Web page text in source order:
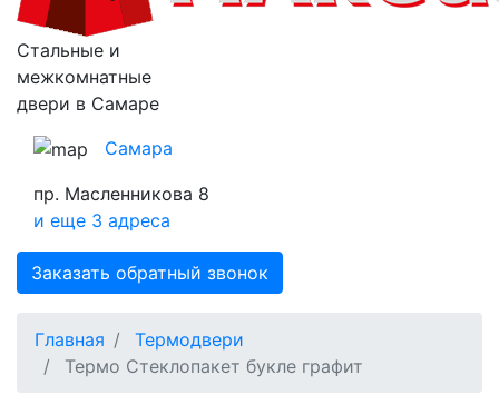
Стальные и
межкомнатные
двери в Самаре
Самара
пр. Масленникова 8
и еще 3 адреса
Заказать обратный звонок
Главная
Термодвери
Термо Стеклопакет букле графит